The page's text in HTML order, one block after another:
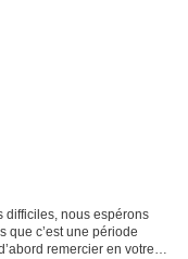
difficiles, nous espérons
que c’est une période
remercier en votre